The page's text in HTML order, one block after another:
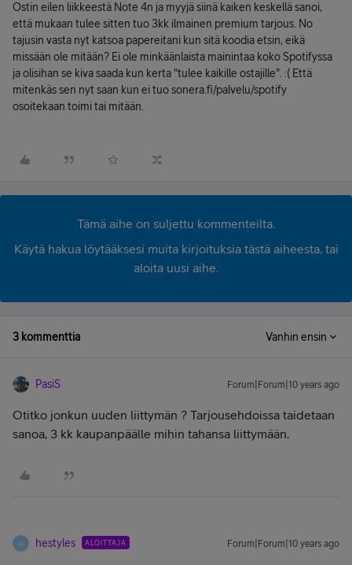
Ostin eilen liikkeestä Note 4n ja myyjä siinä kaiken keskellä sanoi,
että mukaan tulee sitten tuo 3kk ilmainen premium tarjous. No
tajusin vasta nyt katsoa papereitani kun sitä koodia etsin, eikä
missään ole mitään? Ei ole minkäänlaista mainintaa koko Spotifyssa
ja olisihan se kiva saada kun kerta "tulee kaikille ostajille". :( Että
mitenkäs sen nyt saan kun ei tuo sonera.fi/palvelu/spotify
osoitekaan toimi tai mitään.
Tämä aihe on suljettu kommenteilta.
Käytä hakua löytääksesi muita kirjoituksia tästä aiheesta, tai
aloita uusi aihe.
3 kommenttia Vanhin ensin
PasiS Forum|Forum|10 years ago
Otitko jonkun uuden liittymän ? Tarjousehdoissa taidetaan
sanoa, 3 kk kaupanpäälle mihin tahansa liittymään.
H hestyles ALOITTAJA Forum|Forum|10 years ago